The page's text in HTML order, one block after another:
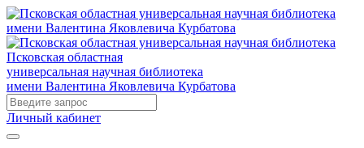
Псковская областная
универсальная научная библиотека
имени Валентина Яковлевича Курбатова
Личный кабинет